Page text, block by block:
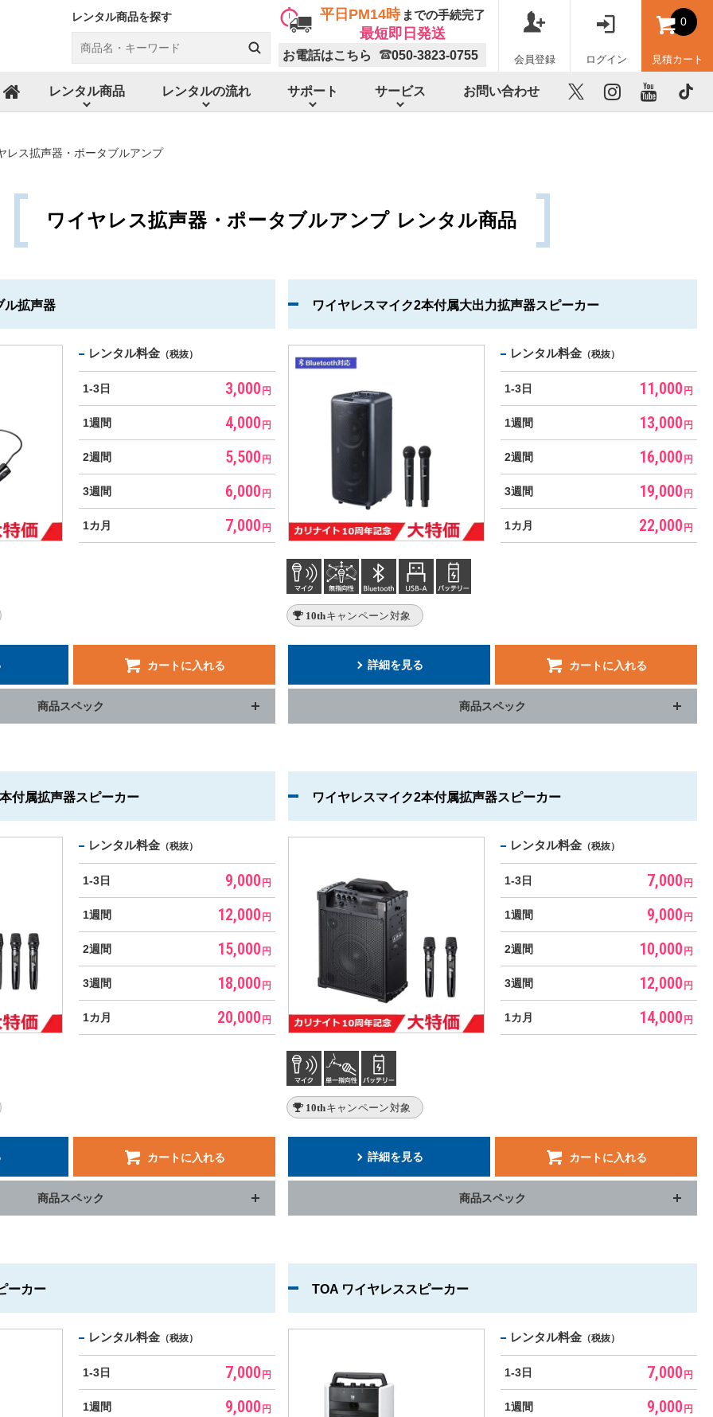
レンタル商品を探す 平日PM14時 までの手続完了
最短即日発送
お電話はこちら 050-3823-0755 会員登録 ログイン
0
見積カート
ホーム レンタル商品 レンタルの流れ サポート サービス お問い合わせ X instagram youtube TikTok
レス拡声器・ポータブルアンプ
ワイヤレス拡声器・ポータブルアンプ レンタル商品
ル拡声器
レンタル料金 （税抜）
1-3日 3,000 円
1週間 4,000 円
2週間 5,500 円
3週間 6,000 円
1カ月 7,000 円
カートに入れる
商品スペック
ワイヤレスマイク2本付属大出力拡声器スピーカー
レンタル料金 （税抜）
1-3日 11,000 円
1週間 13,000 円
2週間 16,000 円
3週間 19,000 円
1カ月 22,000 円
10thキャンペーン対象
詳細を見る カートに入れる
商品スペック
付属拡声器スピーカー
レンタル料金 （税抜）
1-3日 9,000 円
1週間 12,000 円
2週間 15,000 円
3週間 18,000 円
1カ月 20,000 円
カートに入れる
商品スペック
ワイヤレスマイク2本付属拡声器スピーカー
レンタル料金 （税抜）
1-3日 7,000 円
1週間 9,000 円
2週間 10,000 円
3週間 12,000 円
1カ月 14,000 円
10thキャンペーン対象
詳細を見る カートに入れる
商品スペック
ーカー
レンタル料金 （税抜）
1-3日 7,000 円
1週間 9,000 円
TOA ワイヤレススピーカー
レンタル料金 （税抜）
1-3日 7,000 円
1週間 9,000 円